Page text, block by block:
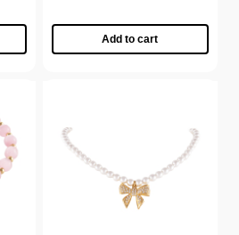
Add to cart